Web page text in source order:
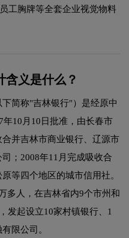
工胸牌等全套企业视觉物料
含义是什么？
简称"吉林银行"）是经原中
年10月10日批准，由长春市
并吉林市商业银行、辽源市
；2008年11月完成吸收合
等四个地区的城市信用社。
多人，在吉林省内9个市州和
发起设立10家村镇银行、1
限公司。